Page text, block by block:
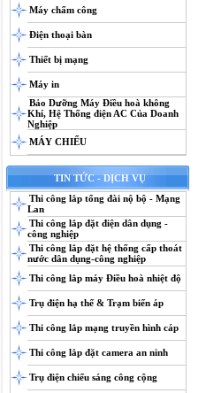
Máy chấm công
Điện thoại bàn
Thiết bị mạng
Máy in
Bảo Dưỡng Máy Điều hoà không
Khí, Hệ Thống điện AC Của Doanh
Nghiệp
MÁY CHIẾU
TIN TỨC - DỊCH VỤ
Thi công lắp tổng đài nộ bộ - Mạng
Lan
Thi công lắp đặt điện dân dụng -
công nghiệp
Thi công lắp đặt hệ thống cấp thoát
nước dân dụng-công nghiệp
Thi công lắp máy Điều hoà nhiệt độ
Trụ điện hạ thế & Trạm biến áp
Thi công lắp mạng truyền hình cáp
Thi công lắp đặt camera an ninh
Trụ điện chiếu sáng công cộng